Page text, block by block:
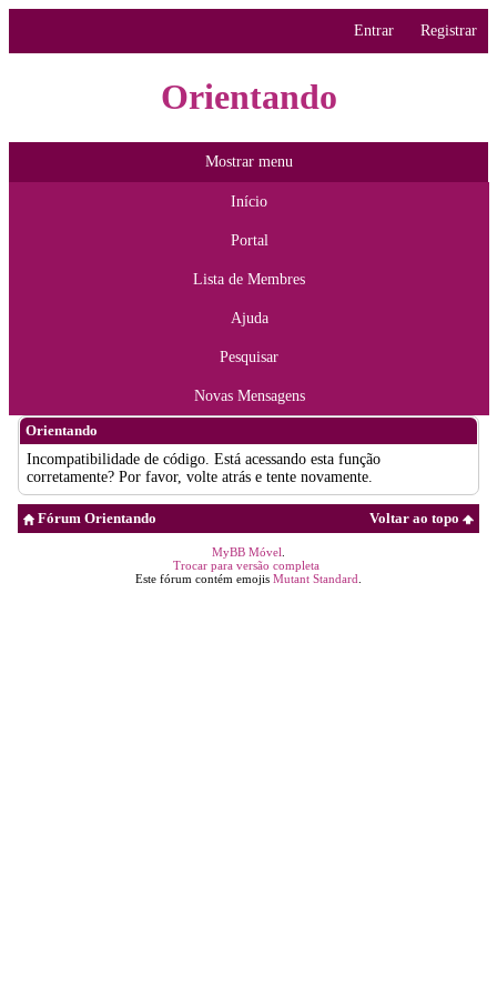
Entrar Registrar
Orientando
Mostrar menu
Início
Portal
Lista de Membres
Ajuda
Pesquisar
Novas Mensagens
Orientando
Incompatibilidade de código. Está acessando esta função
corretamente? Por favor, volte atrás e tente novamente.
Voltar ao topo
Fórum Orientando
MyBB Móvel
Trocar para versão completa
Este fórum contém emojis Mutant Standard